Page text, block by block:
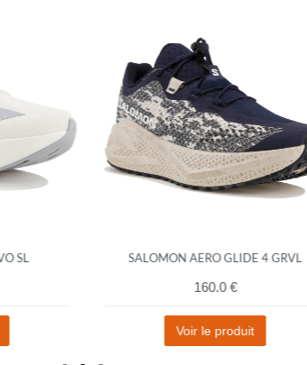
SL SALOMON AERO GLIDE 4 GRVL
160.0 €
Voir le produit